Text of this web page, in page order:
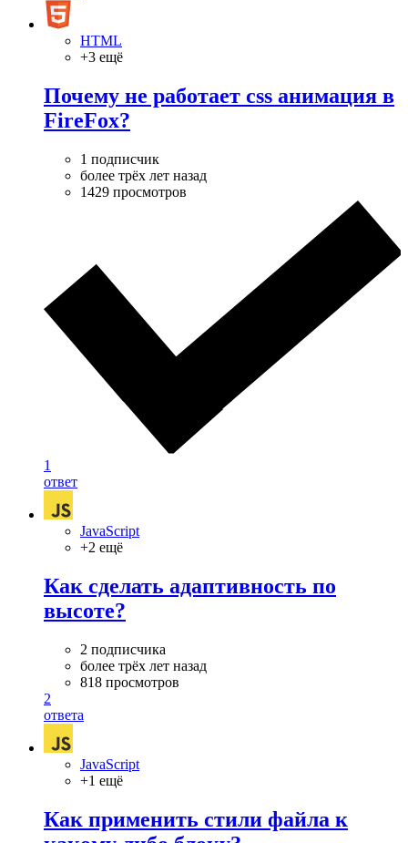
HTML
+3 ещё
Почему не работает css анимация в
FireFox?
1 подписчик
более трёх лет назад
1429 просмотров
1
ответ
JavaScript
+2 ещё
Как сделать адаптивность по
высоте?
2 подписчика
более трёх лет назад
818 просмотров
2
ответа
JavaScript
+1 ещё
Как применить стили файла к